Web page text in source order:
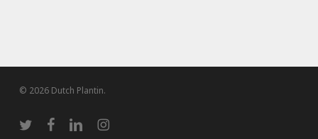
© 2026 Dutch Plantin.
twitter facebooklinkedininstagram